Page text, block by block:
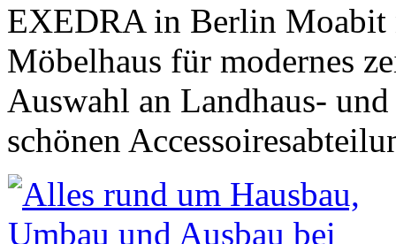
EXEDRA in Berlin Moabit
Möbelhaus für modernes
Auswahl an Landhaus-
schönen